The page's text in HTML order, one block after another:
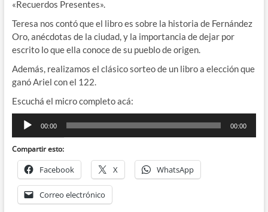
«Recuerdos Presentes».
Teresa nos contó que el libro es sobre la historia de Fernández
Oro, anécdotas de la ciudad, y la importancia de dejar por
escrito lo que ella conoce de su pueblo de origen.
Además, realizamos el clásico sorteo de un libro a elección que
ganó Ariel con el 122.
Escuchá el micro completo acá:
Reproductor
audio
00:00 00:00
Compartir esto:
Facebook X WhatsApp
Correo electrónico